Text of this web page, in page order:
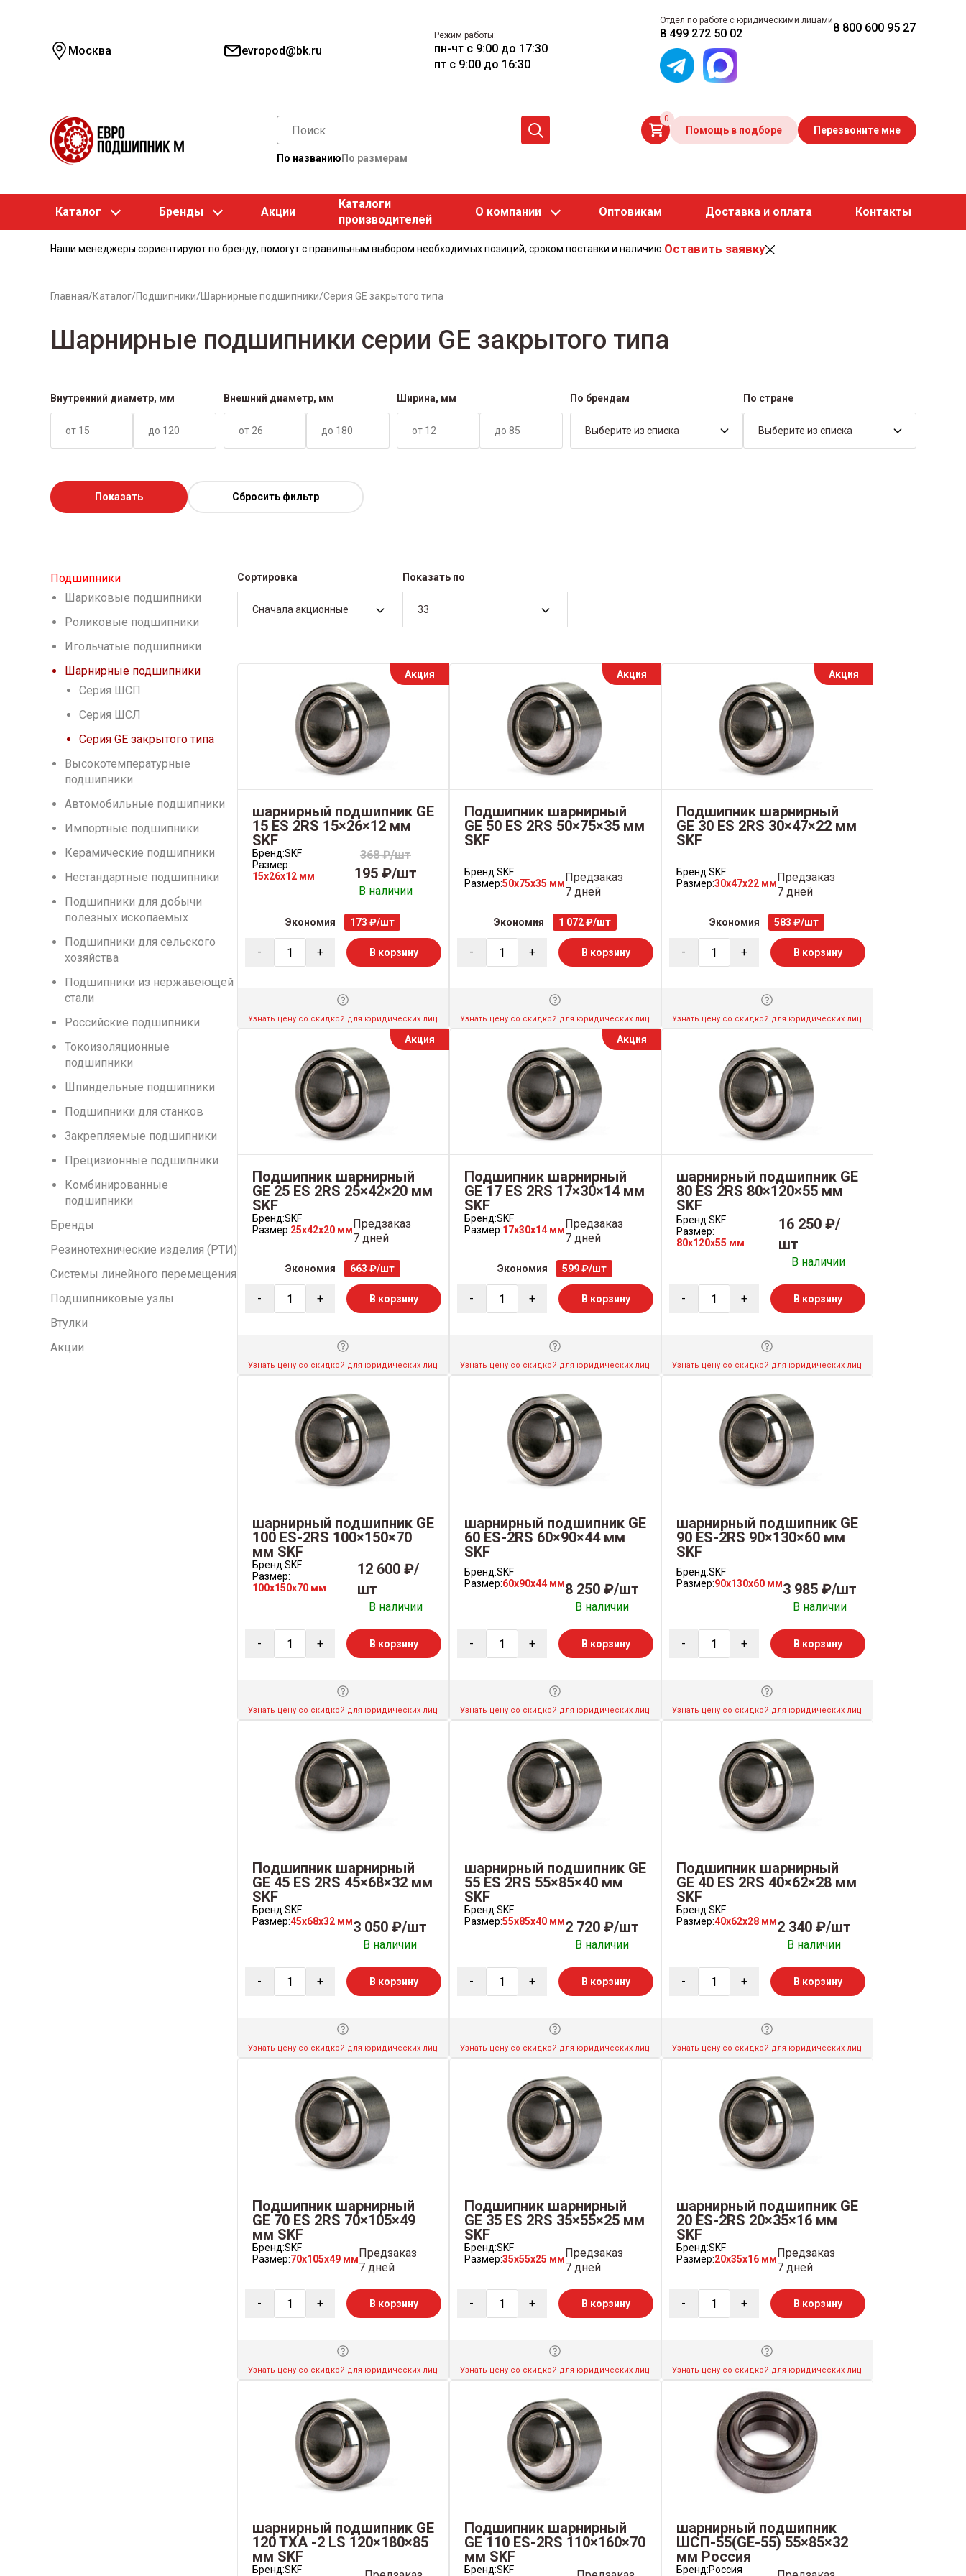
Москва evropod@bk.ru
Режим работы:
пн-чт с 9:00 до 17:30
пт с 9:00 до 16:30
Отдел по работе с юридическими лицами
8 499 272 50 02 8 800 600 95 27
По названию По размерам
0
Помощь в подборе Перезвоните мне
Каталог Бренды Акции
Каталоги
производителей
О компании Оптовикам Доставка и оплата Контакты
Наши менеджеры сориентируют по бренду, помогут с правильным выбором необходимых позиций, сроком поставки и наличию. Оставить заявку
Главная/Каталог/Подшипники/ Шарнирные подшипники/Серия GE закрытого типа
Шарнирные подшипники серии GE закрытого типа
Внутренний диаметр, мм Внешний диаметр, мм Ширина, мм По брендам
Выберите из списка
По стране
Выберите из списка
Показать Сбросить фильтр
Подшипники
Шариковые подшипники
Роликовые подшипники
Игольчатые подшипники
Шарнирные подшипники
Серия ШСП
Серия ШСЛ
Серия GE закрытого типа
Высокотемпературные
подшипники
Автомобильные подшипники
Импортные подшипники
Керамические подшипники
Нестандартные подшипники
Подшипники для добычи
полезных ископаемых
Подшипники для сельского
хозяйства
Подшипники из нержавеющей
стали
Российские подшипники
Токоизоляционные
подшипники
Шпиндельные подшипники
Подшипники для станков
Закрепляемые подшипники
Прецизионные подшипники
Комбинированные
подшипники
Бренды
Резинотехнические изделия (РТИ)
Системы линейного перемещения
Подшипниковые узлы
Втулки
Акции
Сортировка
Сначала акционные
Показать по
33
Акция
шарнирный подшипник GE
15 ES 2RS 15×26×12 мм
SKF
Бренд:SKF
Размер:
15x26x12 мм
368 ₽/шт
195 ₽/шт
В наличии
Экономия 173 ₽/шт
- + В корзину
Узнать цену со скидкой для юридических лиц
Акция
Подшипник шарнирный
GE 50 ES 2RS 50×75×35 мм
SKF
Бренд:SKF
Размер:50x75x35 ммПредзаказ
7 дней
Экономия 1 072 ₽/шт
- + В корзину
Узнать цену со скидкой для юридических лиц
Акция
Подшипник шарнирный
GE 30 ES 2RS 30×47×22 мм
SKF
Бренд:SKF
Размер:30x47x22 ммПредзаказ
7 дней
Экономия 583 ₽/шт
- + В корзину
Узнать цену со скидкой для юридических лиц
Акция
Подшипник шарнирный
GE 25 ES 2RS 25×42×20 мм
SKF
Бренд:SKF
Размер:25x42x20 ммПредзаказ
7 дней
Экономия 663 ₽/шт
- + В корзину
Узнать цену со скидкой для юридических лиц
Акция
Подшипник шарнирный
GE 17 ES 2RS 17×30×14 мм
SKF
Бренд:SKF
Размер:17x30x14 ммПредзаказ
7 дней
Экономия 599 ₽/шт
- + В корзину
Узнать цену со скидкой для юридических лиц
шарнирный подшипник GE
80 ES 2RS 80×120×55 мм
SKF
Бренд:SKF
Размер:
80x120x55 мм
16 250 ₽/
шт
В наличии
- + В корзину
Узнать цену со скидкой для юридических лиц
шарнирный подшипник GE
100 ES-2RS 100×150×70
мм SKF
Бренд:SKF
Размер:
100x150x70 мм
12 600 ₽/
шт
В наличии
- + В корзину
Узнать цену со скидкой для юридических лиц
шарнирный подшипник GE
60 ES-2RS 60×90×44 мм
SKF
Бренд:SKF
Размер:60x90x44 мм8 250 ₽/шт
В наличии
- + В корзину
Узнать цену со скидкой для юридических лиц
шарнирный подшипник GE
90 ES-2RS 90×130×60 мм
SKF
Бренд:SKF
Размер:90x130x60 мм3 985 ₽/шт
В наличии
- + В корзину
Узнать цену со скидкой для юридических лиц
Подшипник шарнирный
GE 45 ES 2RS 45×68×32 мм
SKF
Бренд:SKF
Размер:45x68x32 мм3 050 ₽/шт
В наличии
- + В корзину
Узнать цену со скидкой для юридических лиц
шарнирный подшипник GE
55 ES 2RS 55×85×40 мм
SKF
Бренд:SKF
Размер:55x85x40 мм2 720 ₽/шт
В наличии
- + В корзину
Узнать цену со скидкой для юридических лиц
Подшипник шарнирный
GE 40 ES 2RS 40×62×28 мм
SKF
Бренд:SKF
Размер:40x62x28 мм2 340 ₽/шт
В наличии
- + В корзину
Узнать цену со скидкой для юридических лиц
Подшипник шарнирный
GE 70 ES 2RS 70×105×49
мм SKF
Бренд:SKF
Размер:70x105x49 ммПредзаказ
7 дней
- + В корзину
Узнать цену со скидкой для юридических лиц
Подшипник шарнирный
GE 35 ES 2RS 35×55×25 мм
SKF
Бренд:SKF
Размер:35x55x25 ммПредзаказ
7 дней
- + В корзину
Узнать цену со скидкой для юридических лиц
шарнирный подшипник GE
20 ES-2RS 20×35×16 мм
SKF
Бренд:SKF
Размер:20x35x16 ммПредзаказ
7 дней
- + В корзину
Узнать цену со скидкой для юридических лиц
шарнирный подшипник GE
120 TXA -2 LS 120×180×85
мм SKF
Бренд:SKF
Подшипник шарнирный
GE 110 ES-2RS 110×160×70
мм SKF
Бренд:SKF
шарнирный подшипник
ШСП-55(GE-55) 55×85×32
мм Россия
Бренд:Россия